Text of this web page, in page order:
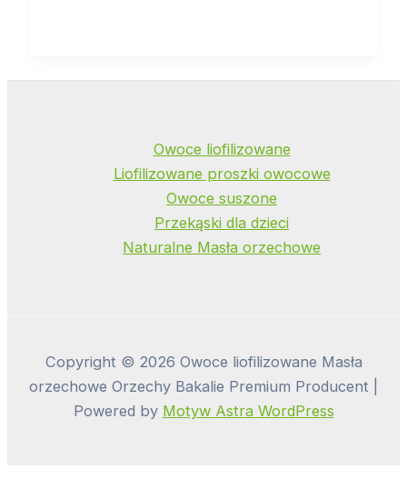
Owoce liofilizowane
Liofilizowane proszki owocowe
Owoce suszone
Przekąski dla dzieci
Naturalne Masła orzechowe
Copyright © 2026 Owoce liofilizowane Masła
orzechowe Orzechy Bakalie Premium Producent |
Powered by Motyw Astra WordPress